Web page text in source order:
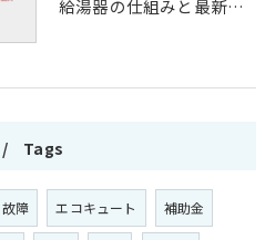
給湯器の仕組みと最新技術解析
Tags
故障 エコキュート 補助金